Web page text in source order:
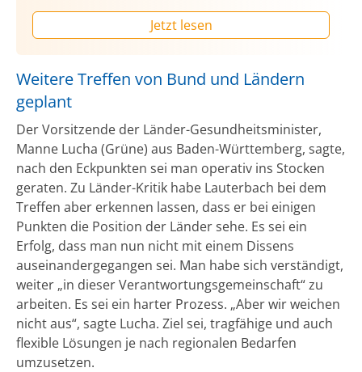
Jetzt lesen
Weitere Treffen von Bund und Ländern
geplant
Der Vorsitzende der Länder-Gesundheitsminister,
Manne Lucha (Grüne) aus Baden-Württemberg, sagte,
nach den Eckpunkten sei man operativ ins Stocken
geraten. Zu Länder-Kritik habe Lauterbach bei dem
Treffen aber erkennen lassen, dass er bei einigen
Punkten die Position der Länder sehe. Es sei ein
Erfolg, dass man nun nicht mit einem Dissens
auseinandergegangen sei. Man habe sich verständigt,
weiter „in dieser Verantwortungsgemeinschaft“ zu
arbeiten. Es sei ein harter Prozess. „Aber wir weichen
nicht aus“, sagte Lucha. Ziel sei, tragfähige und auch
flexible Lösungen je nach regionalen Bedarfen
umzusetzen.